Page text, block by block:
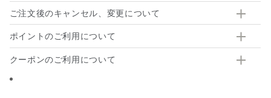
ご注文後のキャンセル、変更について
ポイントのご利用について
クーポンのご利用について